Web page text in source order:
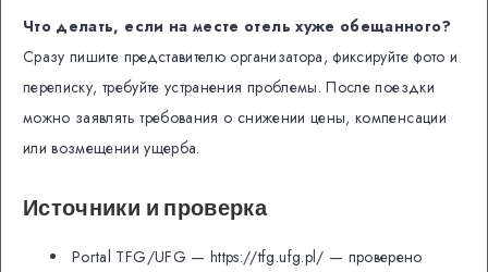
Что делать, если на месте отель хуже обещанного?
Сразу пишите представителю организатора, фиксируйте фото и
переписку, требуйте устранения проблемы. После поездки
можно заявлять требования о снижении цены, компенсации
или возмещении ущерба.
Источники и проверка
Portal TFG/UFG — https://tfg.ufg.pl/ — проверено